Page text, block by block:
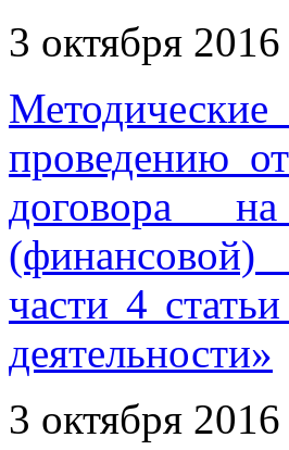
3 октября 2016
проведению
договора
(финансовой)
части 4
деятельности»
3 октября 2016